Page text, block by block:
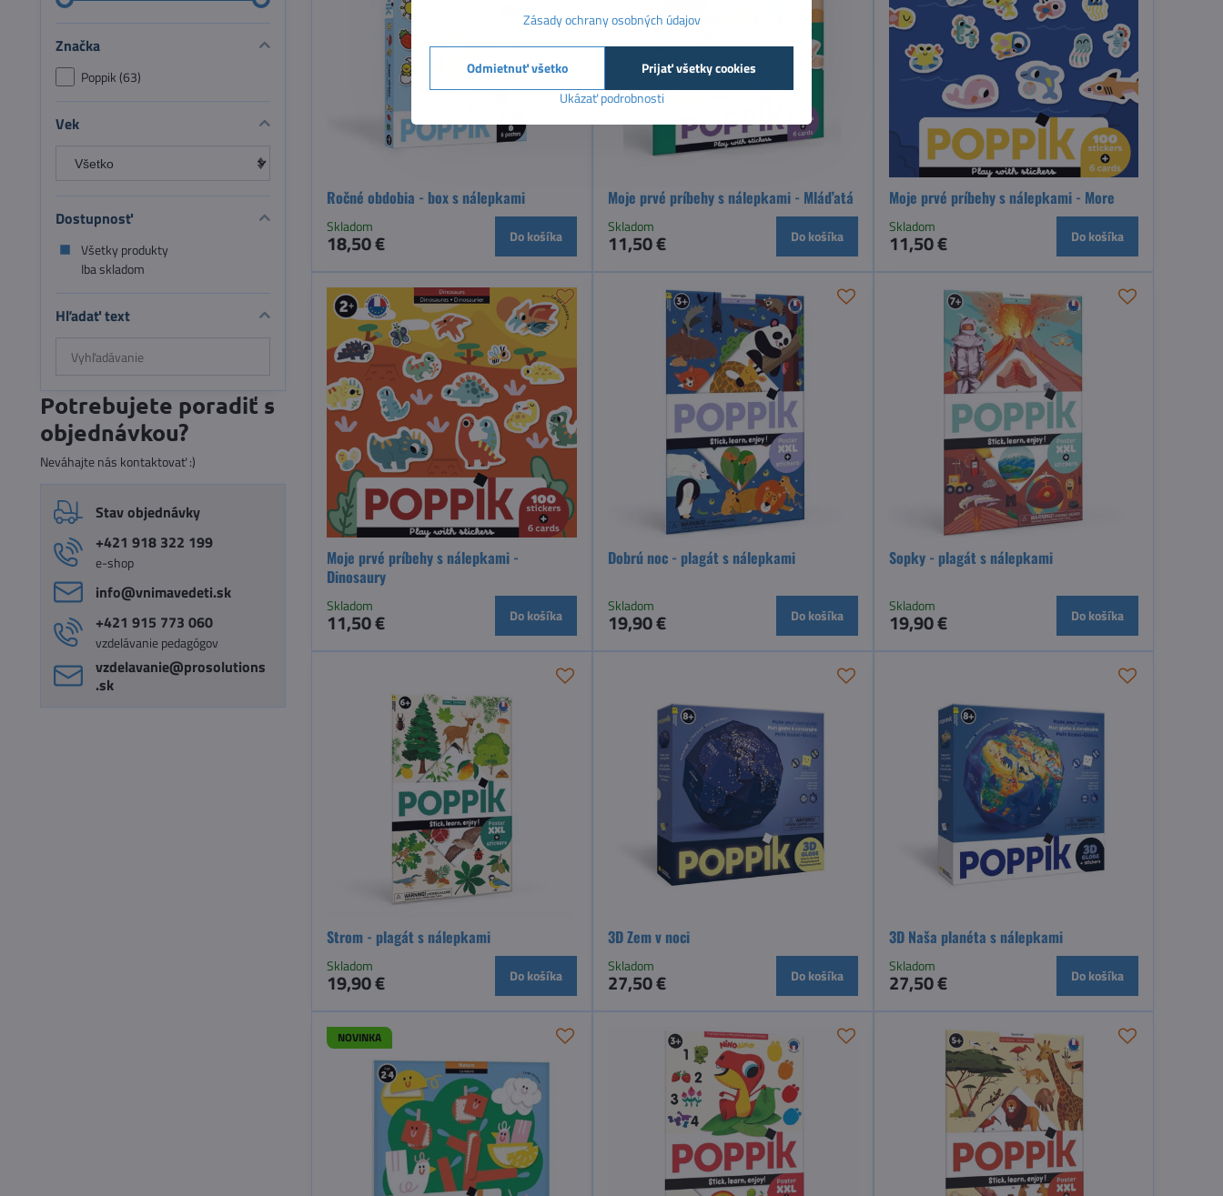
Ročné obdobia - box s nálepkami
Skladom
18,50 € Do košíka
Moje prvé príbehy s nálepkami - Mláďatá
Skladom
11,50 € Do košíka
Moje prvé príbehy s nálepkami - More
Skladom
11,50 € Do košíka
Moje prvé príbehy s nálepkami -
Dinosaury
Skladom
11,50 € Do košíka
Dobrú noc - plagát s nálepkami
Skladom
19,90 € Do košíka
Sopky - plagát s nálepkami
Skladom
19,90 € Do košíka
Strom - plagát s nálepkami
Skladom
19,90 € Do košíka
3D Zem v noci
Skladom
27,50 € Do košíka
3D Naša planéta s nálepkami
Skladom
27,50 € Do košíka
NOVINKA
Značka
Poppik (63)
Vek
Dostupnosť
Všetky produkty
Iba skladom
Hľadať text
Prehľadať
výsledky
fulltextom
Potrebujete poradiť s
objednávkou?
Neváhajte nás kontaktovať :)
Stav objednávky
+421 918 322 199
e-shop
info​@vnimavedeti​.sk
+421 915 773 060
vzdelávanie pedagógov
vzdelavanie​@prosolutions​
.sk
Zásady ochrany osobných údajov
Ukázať podrobnosti
Prijať všetky cookies
Odmietnuť všetko